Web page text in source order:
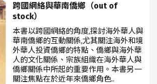
跨國網絡與華南僑鄉（out of
stock）
本書以跨國網絡的角度,探討海外華人與
華南僑鄉的互動關係,尤其關注海外和境
外華人投資僑鄉的特點、僑鄉與海外華
人的文化關係、宗族組織在海外華人與
僑鄉關係中所起的重要作用。本書另一
關注焦點在於近年來僑鄉角色..